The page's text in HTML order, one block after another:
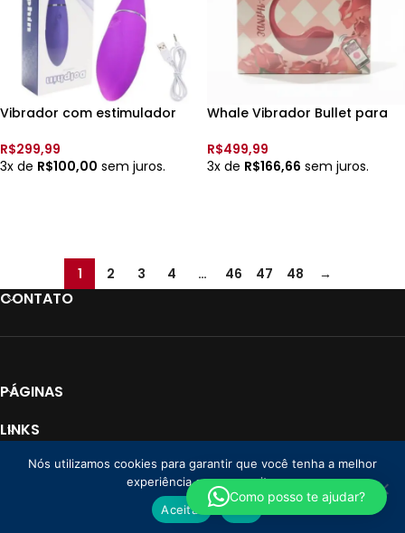
Vibrador com estimulador
R$299,99
3x de R$100,00 sem juros.
Whale Vibrador Bullet para
App – 8998 –
R$499,99
3x de R$166,66 sem juros.
1 2 3 4 … 46 47 48 →
CONTATO
PÁGINAS
LINKS
PAGAMENTO
Loja Donna CNPJ: 35.766.478/0001-01
2025 Todos os direitos reservados. |
ByLebrun
Como posso te ajudar?
Nós utilizamos cookies para garantir que você tenha a melhor
experiência em nosso site.
Aceitar